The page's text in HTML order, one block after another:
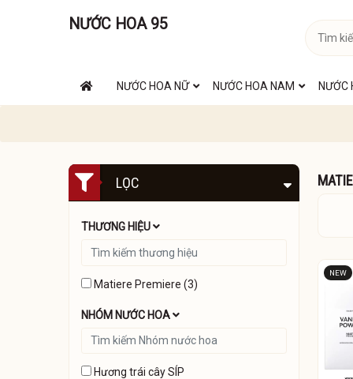
NƯỚC HOA 95
NƯỚC HOA NỮ NƯỚC HOA NAM NƯỚC
LỌC
THƯƠNG HIỆU
Matiere Premiere (3)
NHÓM NƯỚC HOA
Hương trái cây SÍP
NEW